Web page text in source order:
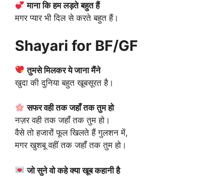
माना कि हम लड़ते बहुत हैं
मगर प्यार भी दिल से करते बहुत हैं।
Shayari for BF/GF
तुमसे मिलकर ये जाना मैंने
खुदा की दुनिया बहुत खूबसूरत है।
सफर वही तक जहाँ तक तुम हो
नज़र वही तक जहाँ तक तुम हो।
वैसे तो हजारों फूल खिलते हैं गुलशन में,
मगर खुशबू वहीं तक जहाँ तक तुम हो।
जो सुने वो कहे क्या खूब कहानी है